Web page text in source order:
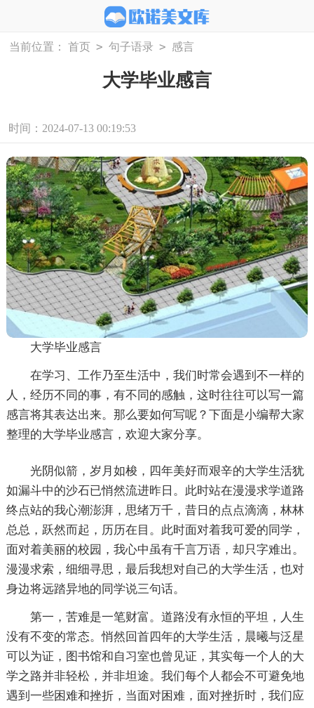
当前位置： 首页 > 句子语录 > 感言
大学毕业感言
时间：2024-07-13 00:19:53
大学毕业感言
在学习、工作乃至生活中，我们时常会遇到不一样的
人，经历不同的事，有不同的感触，这时往往可以写一篇
感言将其表达出来。那么要如何写呢？下面是小编帮大家
整理的大学毕业感言，欢迎大家分享。
光阴似箭，岁月如梭，四年美好而艰辛的大学生活犹
如漏斗中的沙石已悄然流进昨日。此时站在漫漫求学道路
终点站的我心潮澎湃，思绪万千，昔日的点点滴滴，林林
总总，跃然而起，历历在目。此时面对着我可爱的同学，
面对着美丽的校园，我心中虽有千言万语，却只字难出。
漫漫求索，细细寻思，最后我想对自己的大学生活，也对
身边将远踏异地的同学说三句话。
第一，苦难是一笔财富。道路没有永恒的平坦，人生
没有不变的常态。悄然回首四年的大学生活，晨曦与泛星
可以为证，图书馆和自习室也曾见证，其实每一个人的大
学之路并非轻松，并非坦途。我们每个人都会不可避免地
遇到一些困难和挫折，当面对困难，面对挫折时，我们应